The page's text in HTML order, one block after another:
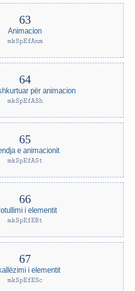
Animacion
mkSpEfAnm
për animacion
mkSpEfASh
e animacionit
mkSpEfASt
i elementit
mkSpEfERt
i elementit
mkSpEfESc